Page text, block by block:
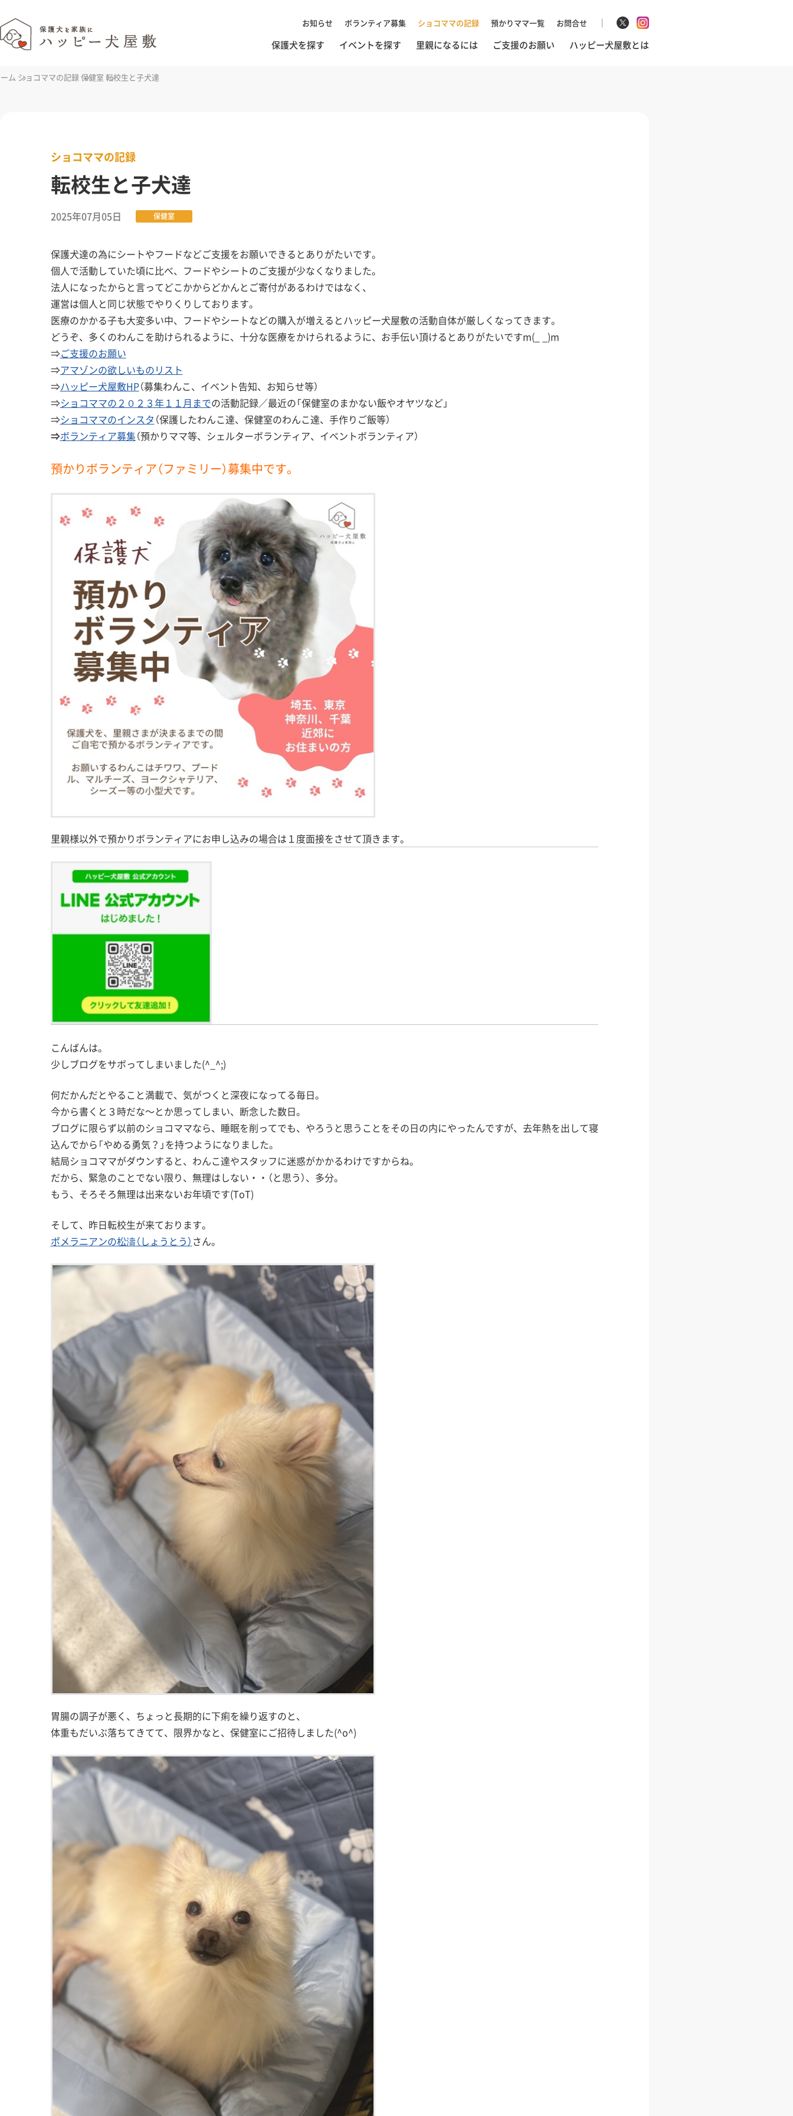
お知らせ ボランティア募集 ショコママの記録 預かりママ一覧 お問合せ
保護犬を探す イベントを探す 里親になるには ご支援のお願い ハッピー犬屋敷とは
ム ショコママの記録保健室 転校生と子犬達
ショコママの記録
転校生と子犬達
2025年07月05日 保健室
保護犬達の為にシートやフードなどご支援をお願いできるとありがたいです。
個人で活動していた頃に比べ、フードやシートのご支援が少なくなりました。
法人になったからと言ってどこかからどかんとご寄付があるわけではなく、
運営は個人と同じ状態でやりくりしております。
医療のかかる子も大変多い中、フードやシートなどの購入が増えるとハッピー犬屋敷の活動自体が厳しくなってきます。
どうぞ、多くのわんこを助けられるように、十分な医療をかけられるように、お手伝い頂けるとありがたいですm(_ _)m
⇒ご支援のお願い
⇒アマゾンの欲しいものリスト
⇒ハッピー犬屋敷HP（募集わんこ、イベント告知、お知らせ等）
⇒ショコママの２０２３年１１月までの活動記録／最近の「保健室のまかない飯やオヤツなど」
⇒ショコママのインスタ （保護したわんこ達、保健室のわんこ達、手作りご飯等）
⇒ボランティア募集（預かりママ等、シェルターボランティア、イベントボランティア）
預かりボランティア（ファミリー）募集中です。
里親様以外で預かりボランティアにお申し込みの場合は１度面接をさせて頂きます。
こんばんは。
少しブログをサボってしまいました(^_^;)
何だかんだとやること満載で、気がつくと深夜になってる毎日。
今から書くと３時だな～とか思ってしまい、断念した数日。
ブログに限らず以前のショコママなら、睡眠を削ってでも、やろうと思うことをその日の内にやったんですが、去年熱を出して寝
込んでから「やめる勇気？」を持つようになりました。
結局ショコママがダウンすると、わんこ達やスタッフに迷惑がかかるわけですからね。
だから、緊急のことでない限り、無理はしない・・（と思う）、多分。
もう、そろそろ無理は出来ないお年頃です(ToT)
そして、昨日転校生が来ております。
ポメラニアンの松濤（しょうとう） さん。
胃腸の調子が悪く、ちょっと長期的に下痢を繰り返すのと、
体重もだいぶ落ちてきてて、限界かなと、保健室にご招待しました(^o^)